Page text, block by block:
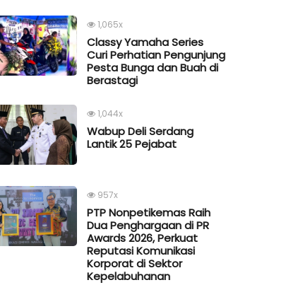
1,065x
Classy Yamaha Series
Curi Perhatian Pengunjung
Pesta Bunga dan Buah di
Berastagi
1,044x
Wabup Deli Serdang
Lantik 25 Pejabat
957x
PTP Nonpetikemas Raih
Dua Penghargaan di PR
Awards 2026, Perkuat
Reputasi Komunikasi
Korporat di Sektor
Kepelabuhanan